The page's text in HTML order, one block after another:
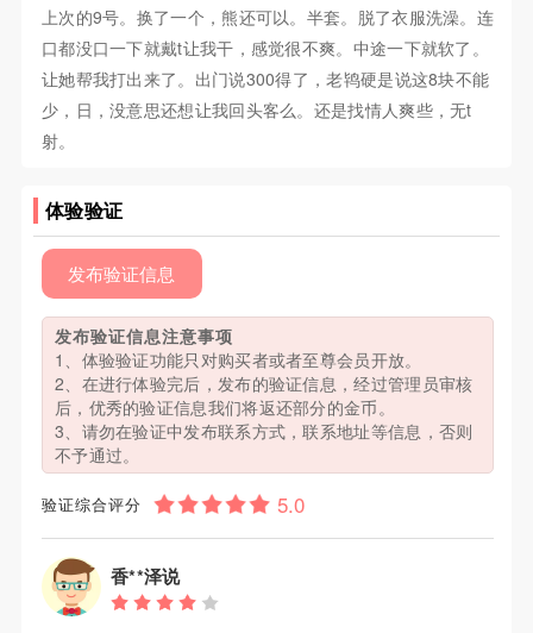
上次的9号。换了一个，熊还可以。半套。脱了衣服洗澡。连
口都没口一下就戴t让我干，感觉很不爽。中途一下就软了。
让她帮我打出来了。出门说300得了，老鸨硬是说这8块不能
少，日，没意思还想让我回头客么。还是找情人爽些，无t
射。
体验验证
发布验证信息
发布验证信息注意事项
1、体验验证功能只对购买者或者至尊会员开放。
2、在进行体验完后，发布的验证信息，经过管理员审核
后，优秀的验证信息我们将返还部分的金币。
3、请勿在验证中发布联系方式，联系地址等信息，否则
不予通过。
验证综合评分
香**泽说